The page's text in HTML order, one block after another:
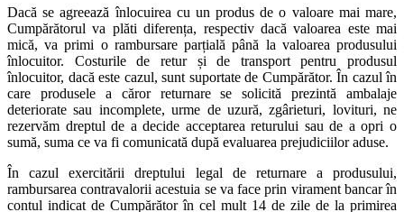
Dacă se agreează înlocuirea cu un produs de o valoare mai mare,
Cumpărătorul va plăti diferența, respectiv dacă valoarea este mai
mică, va primi o rambursare parțială până la valoarea produsului
înlocuitor. Costurile de retur și de transport pentru produsul
înlocuitor, dacă este cazul, sunt suportate de Cumpărător. În cazul în
care produsele a căror returnare se solicită prezintă ambalaje
deteriorate sau incomplete, urme de uzură, zgârieturi, lovituri, ne
rezervăm dreptul de a decide acceptarea returului sau de a opri o
sumă, suma ce va fi comunicată după evaluarea prejudiciilor aduse.
În cazul exercitării dreptului legal de returnare a produsului,
rambursarea contravalorii acestuia se va face prin virament bancar în
contul indicat de Cumpărător în cel mult 14 de zile de la primirea